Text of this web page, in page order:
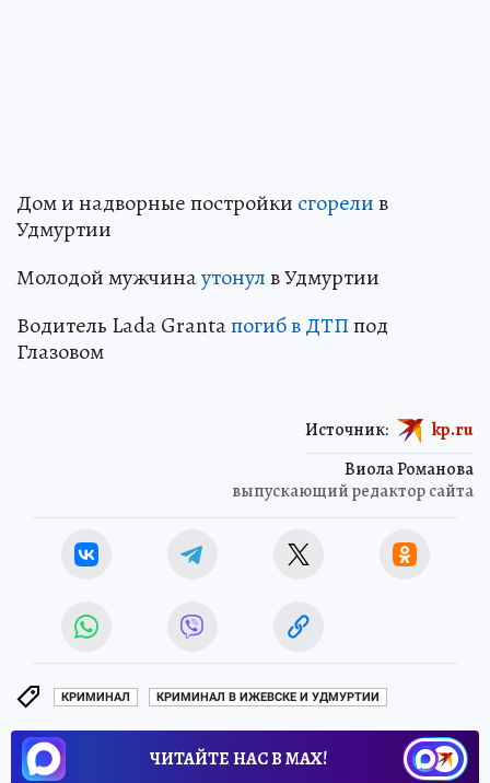
Дом и надворные постройки сгорелив
Удмуртии
Молодой мужчинаутонулв Удмуртии
Водитель Lada Grantaпогиб в ДТПпод
Глазовом
Виола Романова
выпускающий редактор сайта
Источник: kp.ru
КРИМИНАЛ КРИМИНАЛ В ИЖЕВСКЕ И УДМУРТИИ
ЧИТАЙТЕ НАС В МАХ!